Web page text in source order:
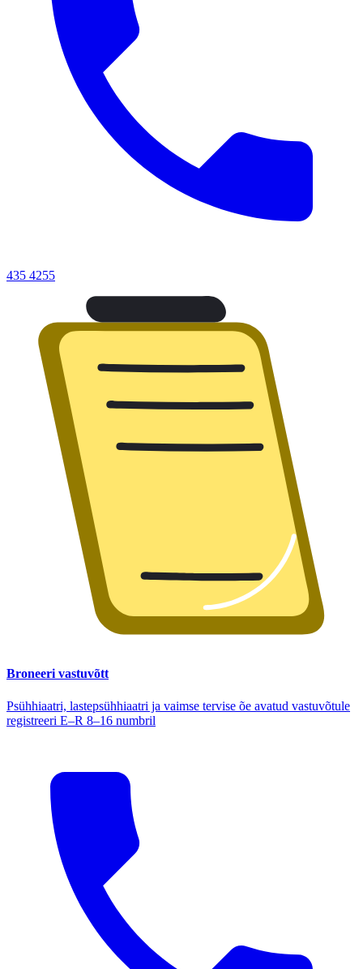
435 4255
Broneeri vastuvõtt
Psühhiaatri, lastepsühhiaatri ja vaimse tervise õe avatud vastuvõtule
registreeri E–R 8–16 numbril